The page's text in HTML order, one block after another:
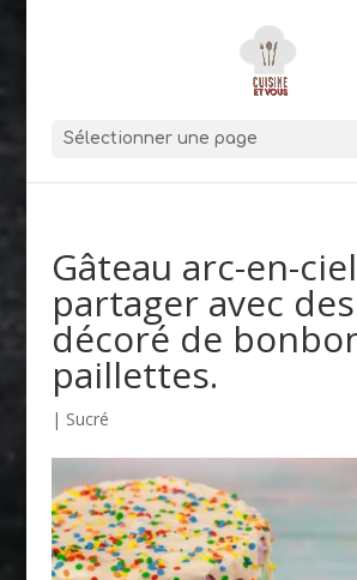
Sélectionner une page
Gâteau arc-en-
partager avec
décoré de
paillettes.
| Sucré